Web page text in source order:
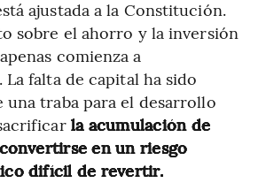
ajustada a la Constitución.
sobre el ahorro y la inversión
comienza a
La falta de capital ha sido
traba para el desarrollo
la acumulación de
en un riesgo
difícil de revertir.